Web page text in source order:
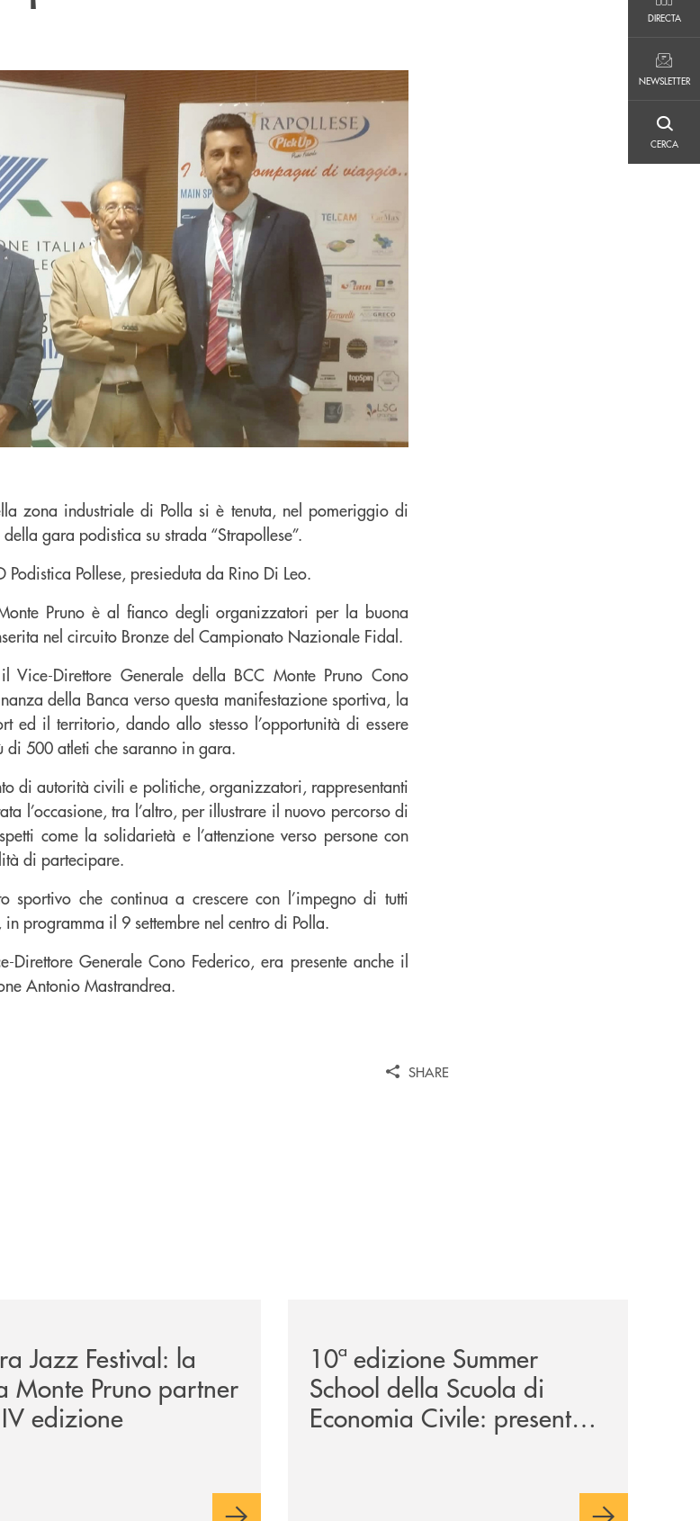
DIRECTA
NEWSLETTER
CERCA
zona industriale di Polla si è tenuta, nel pomeriggio di
gara podistica su strada “Strapollese”.
Podistica Pollese, presieduta da Rino Di Leo.
Pruno è al fianco degli organizzatori per la buona
nel circuito Bronze del Campionato Nazionale Fidal.
Direttore Generale della BCC Monte Pruno Cono
della Banca verso questa manifestazione sportiva, la
ed il territorio, dando allo stesso l’opportunità di essere
500 atleti che saranno in gara.
di autorità civili e politiche, organizzatori, rappresentanti
l’occasione, tra l’altro, per illustrare il nuovo percorso di
come la solidarietà e l’attenzione verso persone con
di partecipare.
sportivo che continua a crescere con l’impegno di tutti
programma il 9 settembre nel centro di Polla.
Direttore Generale Cono Federico, era presente anche il
Antonio Mastrandrea.
SHARE
Jazz Festival: la
Monte Pruno partner
edizione
10ª edizione Summer
School della Scuola di
Economia Civile: presente
anche la Banca Monte